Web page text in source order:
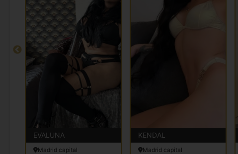
EVALUNA
Madrid capital
KENDAL
Madrid capital